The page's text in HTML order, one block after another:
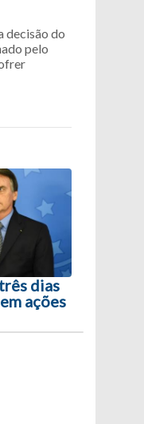
decisão do
pelo
dias
ações